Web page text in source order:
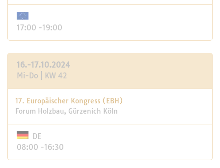
17:00 -19:00
16.-17.10.2024
Mi-Do | KW 42
17. Europäischer Kongress (EBH)
Forum Holzbau, Gürzenich Köln
DE
08:00 -16:30